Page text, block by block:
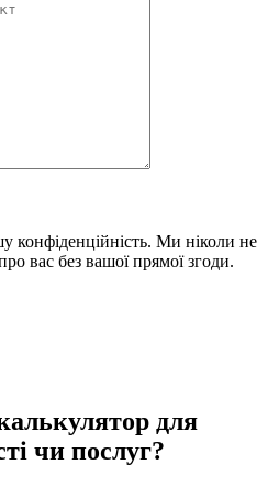
Ми ніколи не
вас без вашої прямої згоди.
для
чи послуг?